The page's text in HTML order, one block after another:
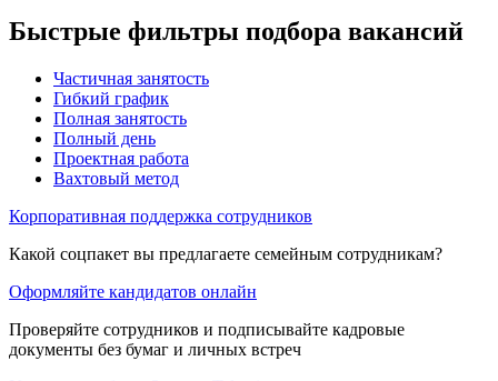
Быстрые фильтры подбора вакансий
Частичная занятость
Гибкий график
Полная занятость
Полный день
Проектная работа
Вахтовый метод
Корпоративная поддержка сотрудников
Какой соцпакет вы предлагаете семейным сотрудникам?
Оформляйте кандидатов онлайн
Проверяйте сотрудников и подписывайте кадровые
документы без бумаг и личных встреч